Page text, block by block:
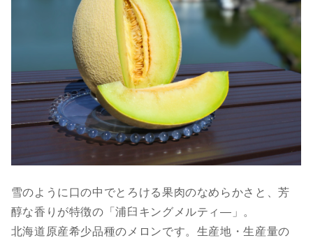
雪のように口の中でとろける果肉のなめらかさと、芳
醇な香りが特徴の「浦臼キングメルティ―」。
北海道原産希少品種のメロンです。生産地・生産量の